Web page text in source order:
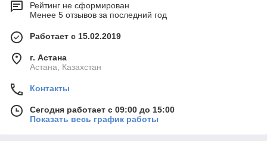
Рейтинг не сформирован
Менее 5 отзывов за последний год
Работает с 15.02.2019
г. Астана
Астана, Казахстан
Контакты
Сегодня работает с 09:00 до 15:00
Показать весь график работы